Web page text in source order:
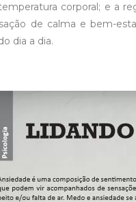
corporal; e a
de calma e bem-
dia a dia.